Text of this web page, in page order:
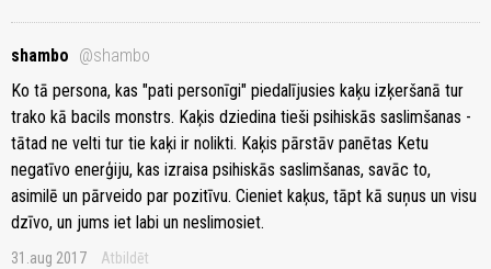
shambo @shambo
Ko tā persona, kas "pati personīgi" piedalījusies kaķu izķeršanā tur
trako kā bacils monstrs. Kaķis dziedina tieši psihiskās saslimšanas -
tātad ne velti tur tie kaķi ir nolikti. Kaķis pārstāv panētas Ketu
negatīvo enerģiju, kas izraisa psihiskās saslimšanas, savāc to,
asimilē un pārveido par pozitīvu. Cieniet kaķus, tāpt kā suņus un visu
dzīvo, un jums iet labi un neslimosiet.
31.aug 2017 Atbildēt